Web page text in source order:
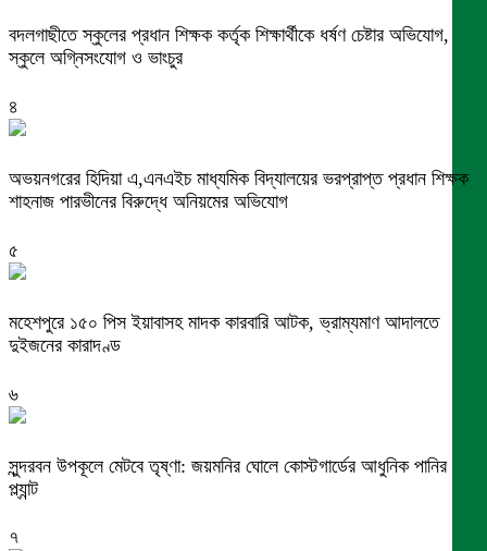
বদলগাছীতে স্কুলের প্রধান শিক্ষক কর্তৃক শিক্ষার্থীকে ধর্ষণ চেষ্টার অভিযোগ,
স্কুলে অগ্নিসংযোগ ও ভাংচুর
৪
অভয়নগরের হিদিয়া এ,এনএইচ মাধ্যমিক বিদ্যালয়ের ভরপ্রাপ্ত প্রধান শিক্ষক
শাহনাজ পারভীনের বিরুদ্ধে অনিয়মের অভিযোগ
৫
মহেশপুরে ১৫০ পিস ইয়াবাসহ মাদক কারবারি আটক, ভ্রাম্যমাণ আদালতে
দুইজনের কারাদণ্ড
৬
সুন্দরবন উপকূলে মেটবে তৃষ্ণা: জয়মনির ঘোলে কোস্টগার্ডের আধুনিক পানির
প্ল্যান্ট
৭